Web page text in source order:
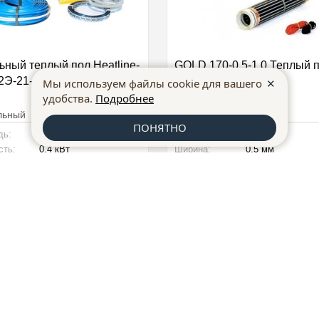
теплый пол Heatline-
21-400
2,4-3,3 м
0.4 кВт
GOLD 170-0,5-1,0 Теплый
CALEO
Пленочный
Площадь:
кв
Ширина:
0,5 мм
Мы используем файлы cookie для вашего
удобства. Подробнее
✕
ПОНЯТНО